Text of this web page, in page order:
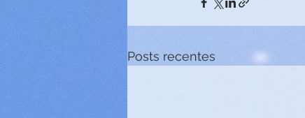
Posts recentes